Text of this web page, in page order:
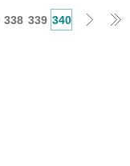
338 339 340